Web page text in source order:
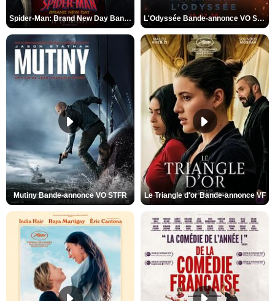
Spider-Man: Brand New Day Bande-annonce VO STFR L'Odyssée Bande-annonce VO STFR
Mutiny Bande-annonce VO STFR Le Triangle d'or Bande-annonce VF